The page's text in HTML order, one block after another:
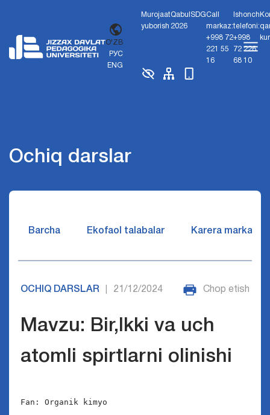
O'ZB
РУС
ENG
Murojaat
yuborish
Qabul
2026
SDGCall
markaz:
+998 72
221 55
16
Ishonch
telefoni:
+998
72 226
68 10
Ochiq darslar
Barcha Ekofaol talabalar Karera markazi
OCHIQ DARSLAR 21/12/2024 Chop etish
Mavzu: Bir,Ikki va uch
atomli spirtlarni olinishi
Fan: Organik kimyo